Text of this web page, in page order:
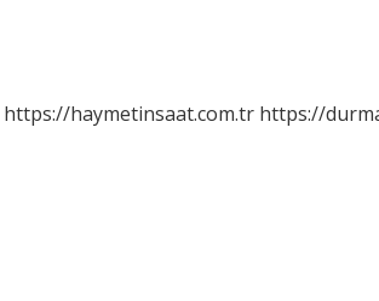
https://haymetinsaat.com.tr https://